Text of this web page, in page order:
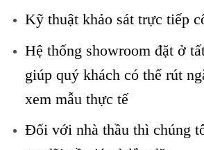
Kỹ thuật khảo sát trực tiếp
Hệ thống showroom đặt ở
giúp quý khách có thể rút
xem mẫu thực tế
Đối với nhà thầu thì chúng